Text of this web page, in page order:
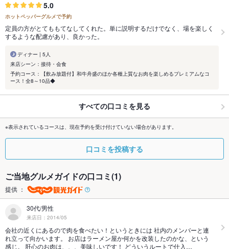
5.0
ホットペッパーグルメで予約
定員の方がとてももてなしてくれた。単に説明するだけでなく、場を楽しく
するような配慮があり、良かった。
ディナー | 5人
来店シーン：接待・会食
予約コース：【飲み放題付】和牛舟盛のほか各種上質なお肉を楽しめるプレミアムなコ
ース！全8～10品◆
すべての口コミを見る
※表示されているコースは、現在予約を受け付けていない場合があります。
口コミを投稿する
ご当地グルメガイドの口コミ(1)
提供 ：
30代/男性
来店日：2014/05
会社の近くにあるので肉を食べたい！というときには 社内のメンバーと連
れ立って向かいます。 お店はラーメン屋か何かを改装したのかな、という
感じ。 肝心のお肉は、、、美味しいです！ どういうルートで仕入…